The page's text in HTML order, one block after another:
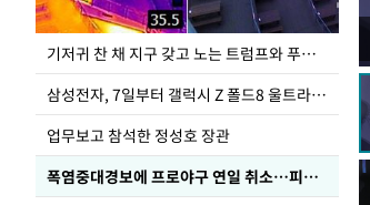
기저귀 찬 채 지구 갖고 노는 트럼프와 푸틴 형상 미로
삼성전자, 7일부터 갤럭시 Z 폴드8 울트라·폴드8·플립8 출시
업무보고 참석한 정성호 장관
폭염중대경보에 프로야구 연일 취소…피칭 연습장 '52도'